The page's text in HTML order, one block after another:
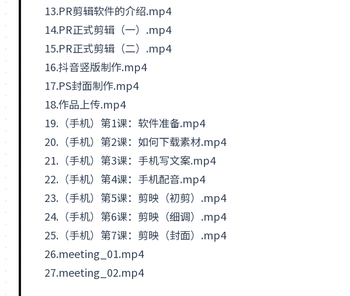
13.PR剪辑软件的介绍.mp4
14.PR正式剪辑（一）.mp4
15.PR正式剪辑（二）.mp4
16.抖音竖版制作.mp4
17.PS封面制作.mp4
18.作品上传.mp4
19.（手机）第1课：软件准备.mp4
20.（手机）第2课：如何下载素材.mp4
21.（手机）第3课：手机写文案.mp4
22.（手机）第4课：手机配音.mp4
23.（手机）第5课： 剪映 （初剪）.mp4
24.（手机）第6课：剪映（细调）.mp4
25.（手机）第7课：剪映（封面）.mp4
26.meeting_01.mp4
27.meeting_02.mp4